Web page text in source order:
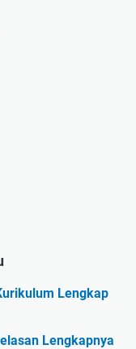
Lengkap
Lengkapnya